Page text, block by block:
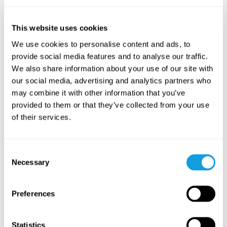
This website uses cookies
We use cookies to personalise content and ads, to
provide social media features and to analyse our traffic.
We also share information about your use of our site with
our social media, advertising and analytics partners who
may combine it with other information that you’ve
provided to them or that they’ve collected from your use
of their services.
Selection
Necessary
Preferences
Statistics
Slow Morning Flow
LES MER